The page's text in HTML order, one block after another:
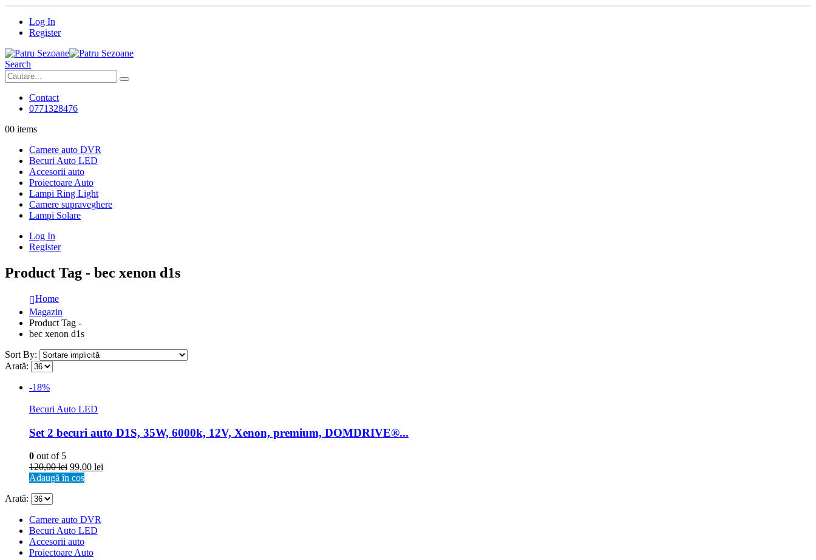
Log In
Register
Search
Contact
0771328476
00 items
Camere auto DVR
Becuri Auto LED
Accesorii auto
Proiectoare Auto
Lampi Ring Light
Camere supraveghere
Lampi Solare
Log In
Register
Product Tag - bec xenon d1s
Home
Magazin
Product Tag -
bec xenon d1s
Sort By:
Arată:
-18%
Becuri Auto LED
Set 2 becuri auto D1S, 35W, 6000k, 12V, Xenon, premium, DOMDRIVE®...
0 out of 5
120,00lei 99,00 lei
Adaugă în coș
Arată:
Camere auto DVR
Becuri Auto LED
Accesorii auto
Proiectoare Auto